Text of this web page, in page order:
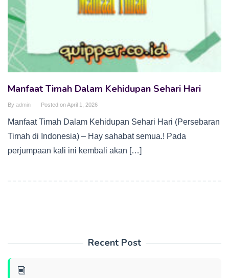
Manfaat Timah Dalam Kehidupan Sehari Hari
By admin Posted onApril 1, 2026
Manfaat Timah Dalam Kehidupan Sehari Hari (Persebaran
Timah di Indonesia) – Hay sahabat semua.! Pada
perjumpaan kali ini kembali akan […]
Recent Post